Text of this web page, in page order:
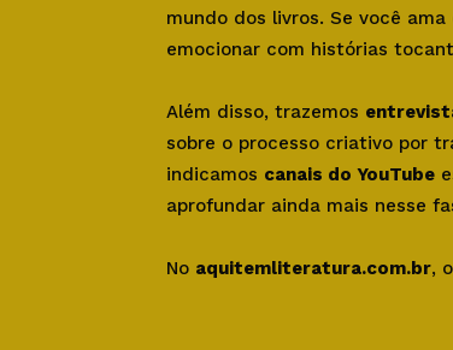
mundo dos livros. Se você
emocionar com histórias
Além disso, trazemos
sobre o processo criativo por
indicamos canais do YouTube
aprofundar ainda mais nesse
No aquitemliteratura.com.br,